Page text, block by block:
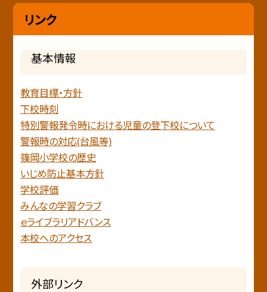
リンク
基本情報
教育目標・方針
下校時刻
特別警報発令時における児童の登下校について
警報時の対応(台風等)
篠岡小学校の歴史
いじめ防止基本方針
学校評価
みんなの学習クラブ
ｅライブラリアドバンス
本校へのアクセス
外部リンク